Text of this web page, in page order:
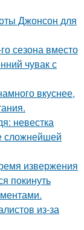
Джонсон для
сезона вместо
чувак с
вкуснее,
невестка
сложнейшей
извержения
покинуть
из-за